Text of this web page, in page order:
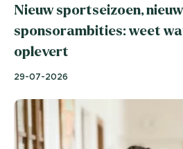
Nieuw sportseizoen,
sponsorambities: weet
oplevert
29-07-2026